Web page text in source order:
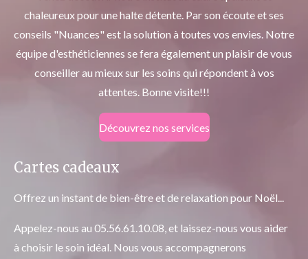
chaleureux pour une halte détente. Par son écoute et ses
conseils "Nuances" est la solution à toutes vos envies. Notre
équipe d'esthéticiennes se fera également un plaisir de vous
conseiller au mieux sur les soins qui répondent à vos
attentes. Bonne visite!!!
Découvrez nos services
Cartes cadeaux
Offrez un instant de bien-être et de relaxation pour Noël...
Appelez-nous au 05.56.61.10.08, et laissez-nous vous aider
à choisir le soin idéal. Nous vous accompagnerons